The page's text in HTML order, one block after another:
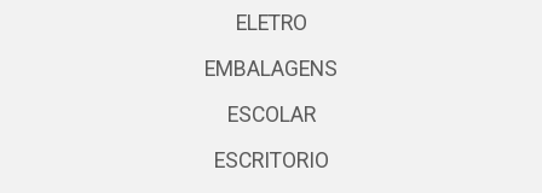
ELETRO
EMBALAGENS
ESCOLAR
ESCRITORIO